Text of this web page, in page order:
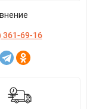
361-69-16